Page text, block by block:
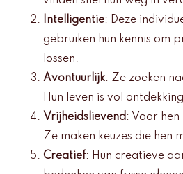
Intelligentie: Deze
gebruiken hun kennis om
lossen.
Avontuurlijk: Ze zoeken
Hun leven is vol
Vrijheidslievend : Voor hen
Ze maken keuzes die hen
Creatief: Hun creatieve